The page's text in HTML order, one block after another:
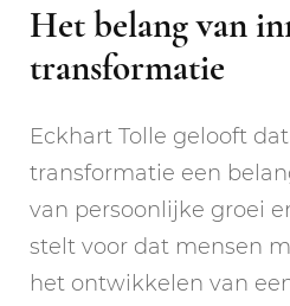
Het belang van
transformatie
Eckhart Tolle gelooft
transformatie een
van persoonlijke groei
stelt voor dat mensen
het ontwikkelen van